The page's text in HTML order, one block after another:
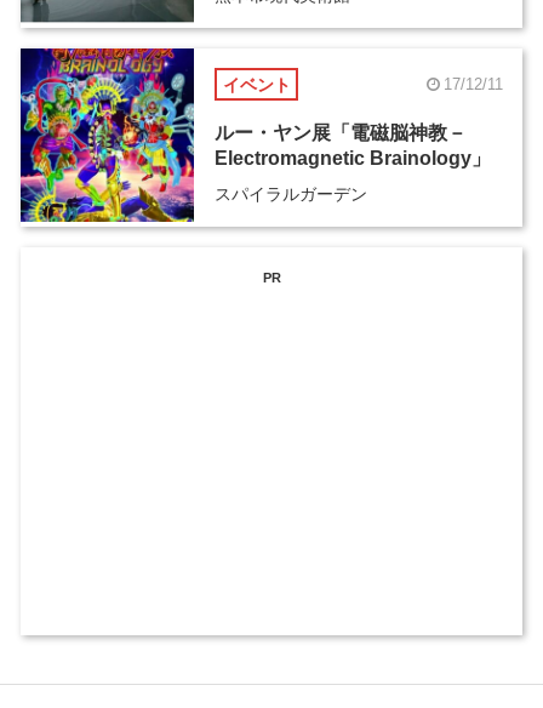
イベント 17/12/11
ルー・ヤン展「電磁脳神教－
Electromagnetic Brainology」
スパイラルガーデン
PR